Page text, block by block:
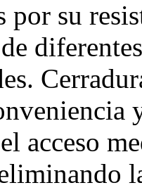
por su
acceso